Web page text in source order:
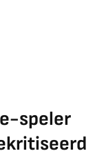
speler